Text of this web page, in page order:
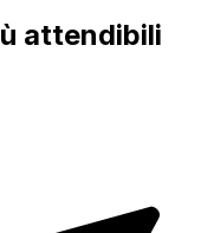
attendibili